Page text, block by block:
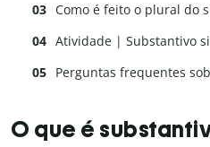
Como é feito o plural do
Atividade | Substantivo
Perguntas frequentes
O que é